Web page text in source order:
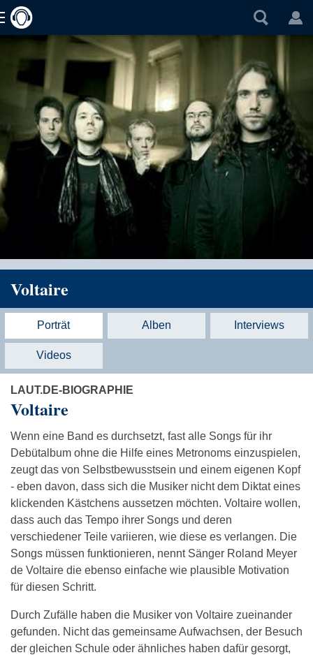
Voltaire
Porträt Alben Interviews
Videos
LAUT.DE-BIOGRAPHIE
Voltaire
Wenn eine Band es durchsetzt, fast alle Songs für ihr
Debütalbum ohne die Hilfe eines Metronoms einzuspielen,
zeugt das von Selbstbewusstsein und einem eigenen Kopf
- eben davon, dass sich die Musiker nicht dem Diktat eines
klickenden Kästchens aussetzen möchten. Voltaire wollen,
dass auch das Tempo ihrer Songs und deren
verschiedener Teile variieren, wie diese es verlangen. Die
Songs müssen funktionieren, nennt Sänger Roland Meyer
de Voltaire die ebenso einfache wie plausible Motivation
für diesen Schritt.
Durch Zufälle haben die Musiker von Voltaire zueinander
gefunden. Nicht das gemeinsame Aufwachsen, der Besuch
der gleichen Schule oder ähnliches haben dafür gesorgt,